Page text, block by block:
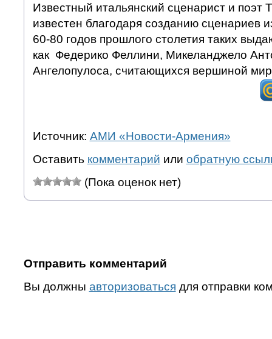
Известный итальянский сценарист и поэт
известен благодаря созданию сценариев
60-80 годов прошлого столетия таких
как Федерико Феллини, Микеланджело
Ангелопулоса, считающихся вершиной
Источник: АМИ «Новости-Армения»
Оставить комментарий или обратную
(Пока оценок нет)
Отправить комментарий
Вы должны авторизоваться для отправки